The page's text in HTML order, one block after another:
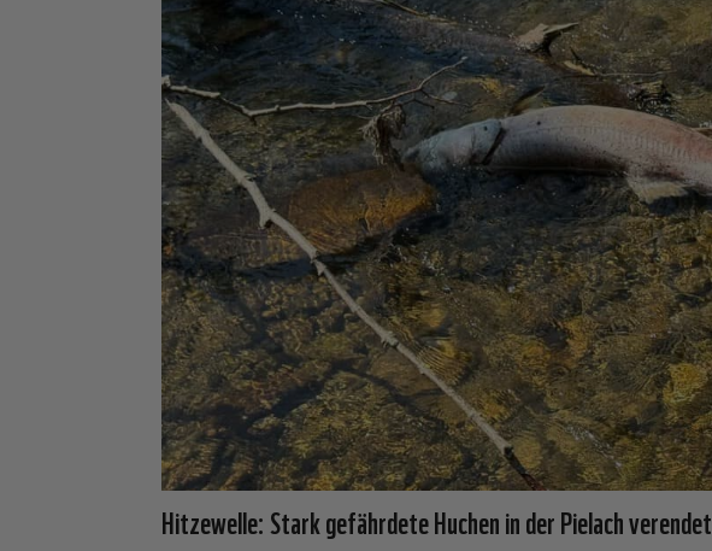
Hitzewelle: Stark gefährdete Huchen in der Pielach verendet